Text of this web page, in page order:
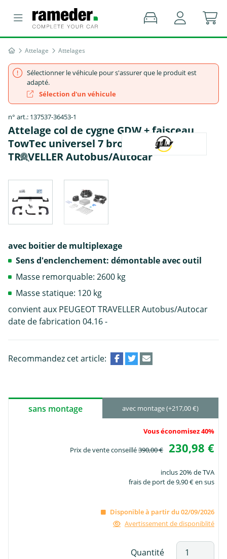
Attelage Attelages
Sélectionner le véhicule pour s'assurer que le produit est
adapté.
Sélection d'un véhicule
n° art.: 137537-36453-1
Attelage col de cygne GDW + faisceau
TowTec universel 7 broches - PEUGEOT
TRAVELLER Autobus/Autocar
avec boitier de multiplexage
Sens d'enclenchement: démontable avec outil
Masse remorquable: 2600 kg
Masse statique: 120 kg
convient aux PEUGEOT TRAVELLER Autobus/Autocar
date de fabrication 04.16 -
Recommandez cet article:
sans montage avec montage (+217,00 €)
Vous économisez 40%
Prix de vente conseillé390,00 € 230,98 €
inclus 20% de TVA
frais de port de 9,90 € en sus
Disponible à partir du 02/09/2026
Avertissement de disponiblité
Quantité